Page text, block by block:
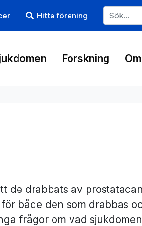
Hitta förening
Forskning
de drabbats av
både den som drabbas
frågor om vad sjukdomen